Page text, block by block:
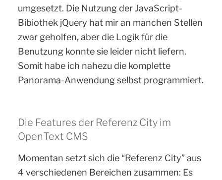
umgesetzt. Die Nutzung der JavaScript-
Bibiothek jQuery hat mir an manchen Stellen
zwar geholfen, aber die Logik für die
Benutzung konnte sie leider nicht liefern.
Somit habe ich nahezu die komplette
Panorama-Anwendung selbst programmiert.
Die Features der Referenz City im
OpenText CMS
Momentan setzt sich die “Referenz City” aus
4 verschiedenen Bereichen zusammen: Es